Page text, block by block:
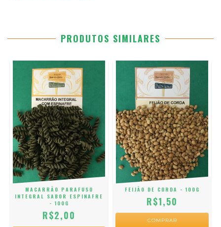
PRODUTOS SIMILARES
MACARRÃO PARAFUSO
INTEGRAL SABOR ESPINAFRE
- 100G
R$2,00
FEIJÃO DE CORDA - 100G
R$1,50